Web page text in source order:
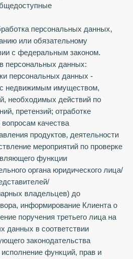
персональных данных,
или обязательному
с федеральным законом.
персональных данных:
персональных данных -
недвижимым имуществом,
необходимых действий по
претензий; отработке
качества
продуктов, деятельности
мероприятий по проверке
функции
органа юридического лица/
владельцев) до
информирование Клиента о
поручения третьего лица на
данных в соответствии
законодательства
функций, прав и